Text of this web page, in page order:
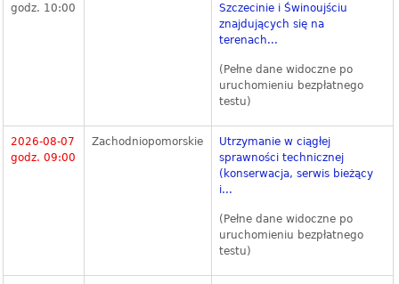
godz. 10:00
Szczecinie i Świnoujściu
znajdujących się na
terenach...
(Pełne dane widoczne po
uruchomieniu bezpłatnego
testu)
2026-08-07
godz. 09:00
Zachodniopomorskie
Utrzymanie w ciągłej
sprawności technicznej
(konserwacja, serwis bieżący
i...
(Pełne dane widoczne po
uruchomieniu bezpłatnego
testu)